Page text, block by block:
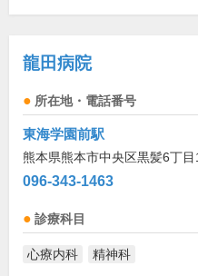
龍田病院
所在地・電話番号
東海学園前駅
熊本県熊本市中央区黒髪6丁目
096-343-1463
診療科目
心療内科 精神科